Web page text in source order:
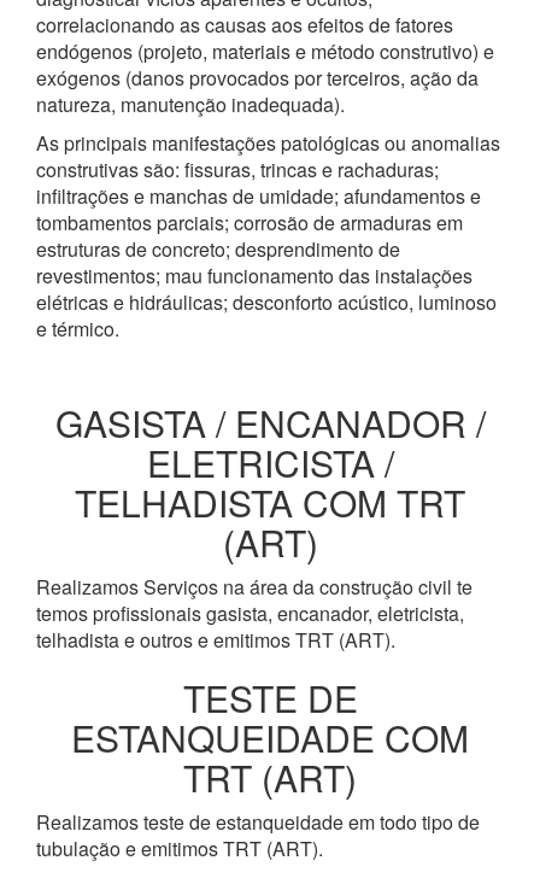
correlacionando as causas aos efeitos de fatores
endógenos (projeto, materiais e método construtivo) e
exógenos (danos provocados por terceiros, ação da
natureza, manutenção inadequada).
As principais manifestações patológicas ou anomalias
construtivas são: fissuras, trincas e rachaduras;
infiltrações e manchas de umidade; afundamentos e
tombamentos parciais; corrosão de armaduras em
estruturas de concreto; desprendimento de
revestimentos; mau funcionamento das instalações
elétricas e hidráulicas; desconforto acústico, luminoso
e térmico.
GASISTA / ENCANADOR /
ELETRICISTA /
TELHADISTA COM TRT
(ART)
Realizamos Serviços na área da construção civil te
temos profissionais gasista, encanador, eletricista,
telhadista e outros e emitimos TRT (ART).
TESTE DE
ESTANQUEIDADE COM
TRT (ART)
Realizamos teste de estanqueidade em todo tipo de
tubulação e emitimos TRT (ART).